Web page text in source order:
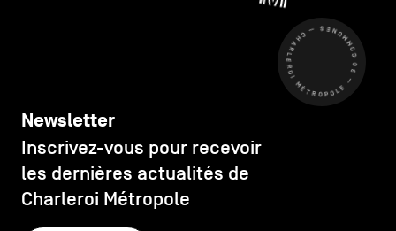
CHARLEROI MÉTROPOLE — 30 COMMUNES —
Newsletter
Inscrivez-vous pour recevoir
les dernières actualités de
Charleroi Métropole